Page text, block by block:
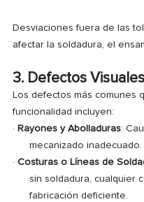
Desviaciones fuera de las
afectar la soldadura, el
3. Defectos
Los defectos más comunes
funcionalidad incluyen:
· Rayones y Abolladuras:
mecanizado inadecuado.
· Costuras o Líneas de
sin soldadura, cualquier
fabricación deficiente.